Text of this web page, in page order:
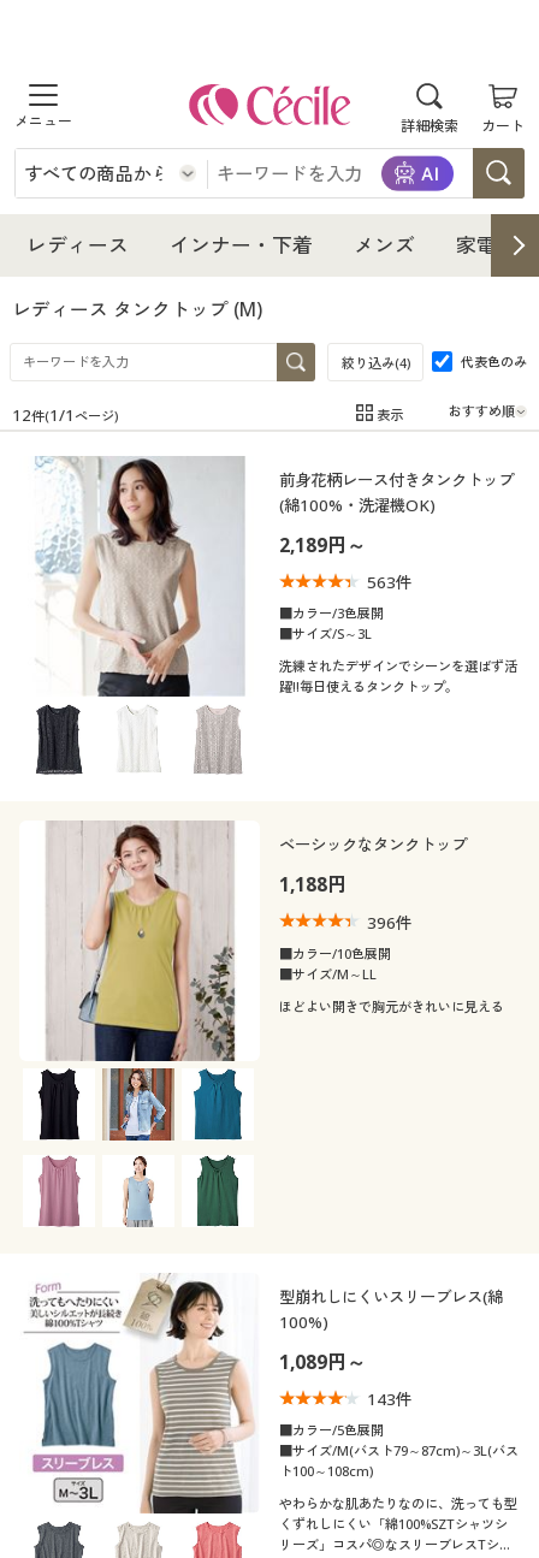
詳細検索 カート
商品を探す
レディース
レディースファッション
女性下着
インナー・下着
インナー・下着通販すべて
女性下着
メンズ下着
ジュニア・ティーンズ下着
メンズ
メンズ通販すべて
メンズファッション
メンズ下着
家電・雑貨
家電・雑貨すべて
家電
キッチン・雑貨・日用品
寝具・インテリア・家具
寝具・インテリア・家具通販すべて
家具・収納
寝具・ベッド
カーテン・ラグ・ファブリック
美容・健康
美容・健康通販すべて
美容・健康・サプリメント
制服・スクール
制服・スクールすべて
制服・学生服
ジュニア・ティーンズ下着
大きいサイズ
大きいサイズ通販すべて
大きいサイズ レディース服
大きいサイズ レディース下着
大きいサイズ メンズ
大きいサイズ 事務・制服
バーゲン
バーゲンセール
シークレットセール
詳細検索
商品カテゴリ一覧
カタログ
カタログ・チラシからのご注文
デジタルカタログ
カタログ無料プレゼント
会員メニュー
マイページ
お気に入り
サポート
ご利用ガイド
よくある質問とお問い合わせ
レディース インナー・下着 メンズ 家電・
レディース タンクトップ (M)
絞り込み(4) 代表色のみ
在庫 在庫のある商品のみ表示
カテゴリ
(5)
レディースサ
S
こだわり条件
で絞り込む
柄・デザイン
水玉・ドット柄
襟・ネック
レギュラーカラー
ノースリーブ 七分袖
素材
コットン・綿100 レース
機能・特徴
ウォッシャブル(洗
える)
ストレッチ
シーン
オフィス フォーマル
パーティー
テイスト
ベーシック エレガント
着用感
12件(1/1 ページ) 表示
前身花柄レース付きタンクトップ
(綿100%・洗濯機OK)
2,189円～
563件
■カラー/3色展開
■サイズ/S～3L
洗練されたデザインでシーンを選ばず活
躍!!毎日使えるタンクトップ。
ベーシックなタンクトップ
1,188円
396件
■カラー/10色展開
■サイズ/M～LL
ほどよい開きで胸元がきれいに見える
型崩れしにくいスリーブレス(綿
100%)
1,089円～
143件
■カラー/5色展開
■サイズ/M(バスト79～87cm)～3L(バス
ト100～108cm)
やわらかな肌あたりなのに、洗っても型
くずれしにくい「綿100%SZTシャツシ
リーズ」コスパ◎なスリーブレスTシャ